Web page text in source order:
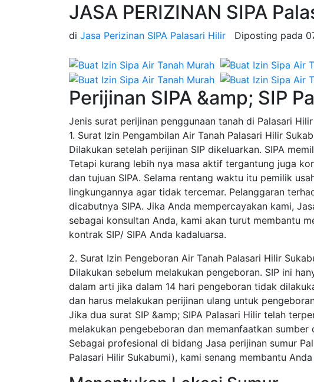
JASA PERIZINAN SIPA
di Jasa Perizinan SIPA Palasari Hilir Diposting pada
Perijinan SIPA &amp; SIP
Jenis surat perijinan penggunaan tanah di Palasari
1. Surat Izin Pengambilan Air Tanah Palasari Hilir
Dilakukan setelah perijinan SIP dikeluarkan. SIPA
Tetapi kurang lebih nya masa aktif tergantung juga
dan tujuan SIPA. Selama rentang waktu itu pemilik
lingkungannya agar tidak tercemar. Pelanggaran
dicabutnya SIPA. Jika Anda mempercayakan kami,
sebagai konsultan Anda, kami akan turut membantu
kontrak SIP/ SIPA Anda kadaluarsa.
2. Surat Izin Pengeboran Air Tanah Palasari Hilir
Dilakukan sebelum melakukan pengeboran. SIP ini
dalam arti jika dalam 14 hari pengeboran tidak
dan harus melakukan perijinan ulang untuk
Jika dua surat SIP &amp; SIPA Palasari Hilir telah
melakukan pengebeboran dan memanfaatkan
Sebagai profesional di bidang Jasa perijinan sumur
Palasari Hilir Sukabumi), kami senang membantu